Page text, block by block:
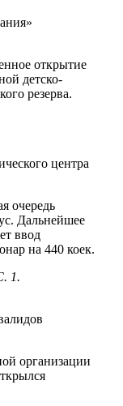
открытие
детско-
резерва.
центра
очередь
Дальнейшее
ввод
на 440 коек.
1.
организации